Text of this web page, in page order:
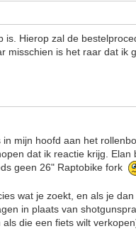
Hierop zal de
misschien is het raar dat ik
mijn hoofd aan het
dat ik reactie krijg.
geen 26" Raptobike fork
wat je zoekt, en als je
in plaats van
die een fiets wilt